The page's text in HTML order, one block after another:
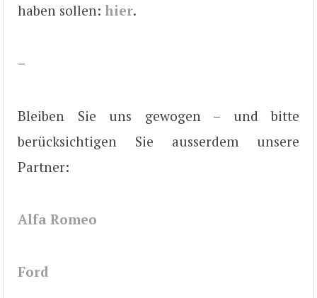
haben sollen: hier.
–
Bleiben Sie uns gewogen – und bitte
berücksichtigen Sie ausserdem unsere
Partner:
Alfa Romeo
Ford